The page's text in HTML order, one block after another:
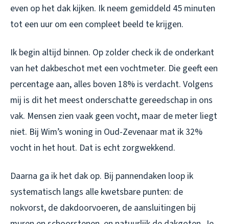
even op het dak kijken. Ik neem gemiddeld 45 minuten
tot een uur om een compleet beeld te krijgen.
Ik begin altijd binnen. Op zolder check ik de onderkant
van het dakbeschot met een vochtmeter. Die geeft een
percentage aan, alles boven 18% is verdacht. Volgens
mij is dit het meest onderschatte gereedschap in ons
vak. Mensen zien vaak geen vocht, maar de meter liegt
niet. Bij Wim’s woning in Oud-Zevenaar mat ik 32%
vocht in het hout. Dat is echt zorgwekkend.
Daarna ga ik het dak op. Bij pannendaken loop ik
systematisch langs alle kwetsbare punten: de
nokvorst, de dakdoorvoeren, de aansluitingen bij